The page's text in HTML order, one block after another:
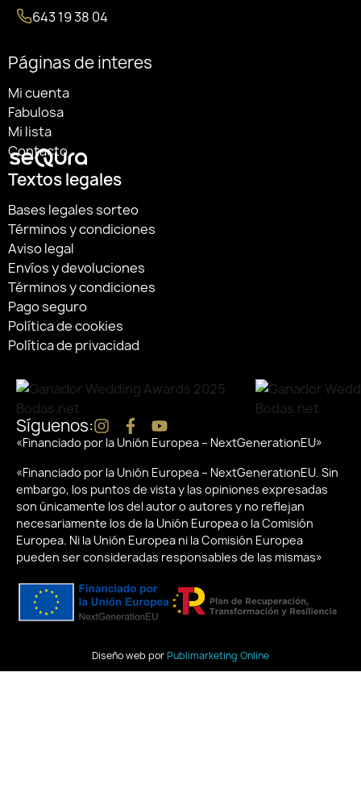
643 19 38 04
Páginas de interes
Mi cuenta
Fabulosa
Mi lista
Contacto
Textos legales
Bases legales sorteo
Términos y condiciones
Aviso legal
Envíos y devoluciones
Términos y condiciones
Pago seguro
Política de cookies
Política de privacidad
Síguenos:
«Financiado por la Unión Europea – NextGenerationEU»
«Financiado por la Unión Europea – NextGenerationEU. Sin
embargo, los puntos de vista y las opiniones expresadas
son únicamente los del autor o autores y no reflejan
necesariamente los de la Unión Europea o la Comisión
Europea. Ni la Unión Europea ni la Comisión Europea
pueden ser consideradas responsables de las mismas»
Diseño web porPublimarketing Online